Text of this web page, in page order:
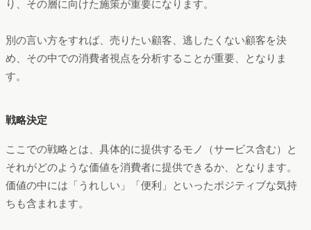
り、その層に向けた施策が重要になります。
別の言い方をすれば、売りたい顧客、逃したくない顧客を決
め、その中での消費者視点を分析することが重要、となりま
す。
戦略決定
ここでの戦略とは、具体的に提供するモノ（サービス含む）と
それがどのような価値を消費者に提供できるか、となります。
価値の中には「うれしい」「便利」といったポジティブな気持
ちも含まれます。